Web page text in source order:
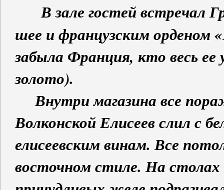
В зале гостей встречал
шее и французским орденом
забыла Франция, кто весь
золото).
Внутри магазина все
Волконской Елисеев слил с
елисеевским винам. Все
восточном стиле. На